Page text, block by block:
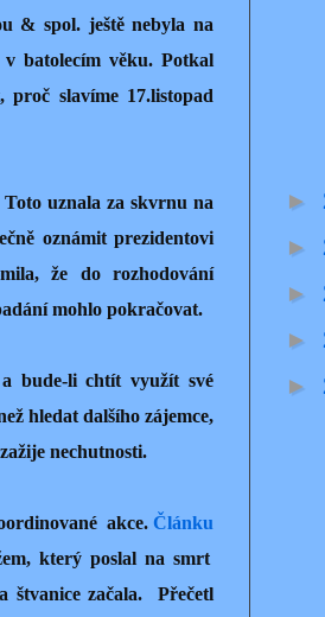
& spol. ještě nebyla na
v batolecím věku. Potkal
slavíme 17.listopad
uznala za skvrnu na
oznámit prezidentovi
že do rozhodování
mohlo pokračovat.
bude-li chtít využít své
hledat dalšího zájemce,
nechutnosti.
akce.Článku
který poslal na smrt
štvanice začala.
Přečetl
►
►
►
►
►